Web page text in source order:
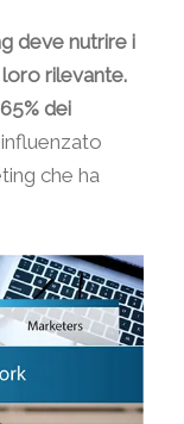
deve nutrire i
rilevante.
65% dei
che ha